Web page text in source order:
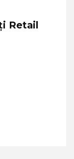
Retail